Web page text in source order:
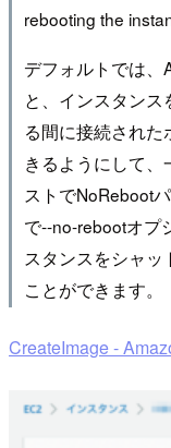
rebooting the
デフォルトでは、
と、インスタン
る間に接続され
きるようにして、
ストでNoReboot
で--no-rebootオプ
スタンスをシャ
ことができます。
CreateImage -